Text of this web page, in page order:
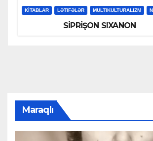
KİTABLAR LƏTIFƏLƏR MULTIKULTURALIZM
SİPRİŞON SIXANON
Maraqlı